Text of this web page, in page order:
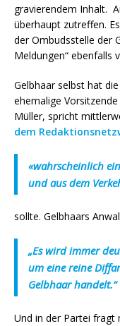
gravierendem Inhalt.
überhaupt zutreffen.
der Ombudsstelle der
Meldungen“ ebenfalls
Gelbhaar selbst hat
ehemalige
Müller, spricht
dem
«wahrscheinlich
und aus dem
sollte. Gelbhaars
„Es wird immer
um eine reine
Gelbhaar handelt.“
Und in der Partei fragt